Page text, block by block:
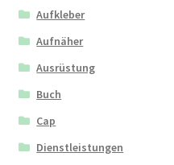
Aufkleber
Aufnäher
Ausrüstung
Buch
Cap
Dienstleistungen